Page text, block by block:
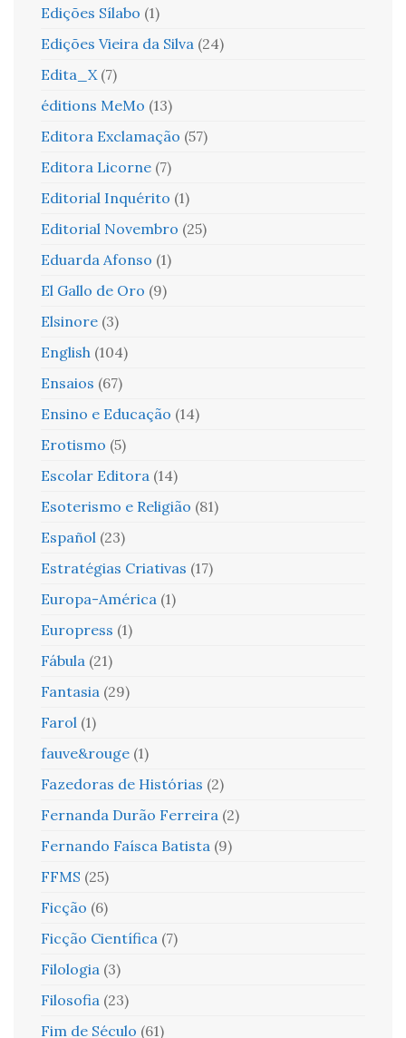
Edições Sílabo (1)
Edições Vieira da Silva (24)
Edita_X (7)
éditions MeMo (13)
Editora Exclamação (57)
Editora Licorne (7)
Editorial Inquérito (1)
Editorial Novembro (25)
Eduarda Afonso (1)
El Gallo de Oro (9)
Elsinore (3)
English (104)
Ensaios (67)
Ensino e Educação (14)
Erotismo (5)
Escolar Editora (14)
Esoterismo e Religião (81)
Español (23)
Estratégias Criativas (17)
Europa-América (1)
Europress (1)
Fábula (21)
Fantasia (29)
Farol (1)
fauve&rouge (1)
Fazedoras de Histórias (2)
Fernanda Durão Ferreira (2)
Fernando Faísca Batista (9)
FFMS (25)
Ficção (6)
Ficção Científica (7)
Filologia (3)
Filosofia (23)
Fim de Século (61)